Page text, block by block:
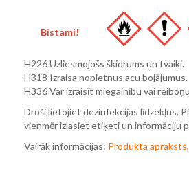
Bīstami!
H226 Uzliesmojošs šķidrums un tvaiki.
H318 Izraisa nopietnus acu bojājumus.
H336 Var izraisīt miegainību vai
Droši lietojiet dezinfekcijas līdzekļus.
vienmēr izlasiet etiķeti un informāciju
Vairāk informācijas: Produkta apraksts,